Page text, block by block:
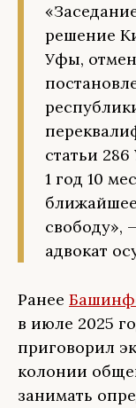
решение
Уфы,
статьи
1 год 10
свободу»,
адвокат
Ранее
в июле 2025
приговорил
колонии
занимать